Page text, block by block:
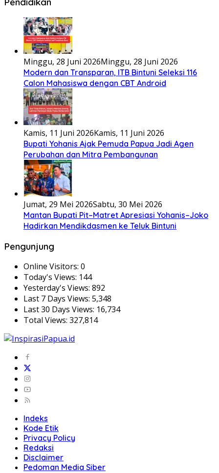
Minggu, 28 Juni 2026Minggu, 28 Juni 2026
Modern dan Transparan, ITB Bintuni Seleksi 116
Calon Mahasiswa dengan CBT Android
Kamis, 11 Juni 2026Kamis, 11 Juni 2026
Bupati Yohanis Ajak Pemuda Papua Jadi Agen
Perubahan dan Mitra Pembangunan
Jumat, 29 Mei 2026Sabtu, 30 Mei 2026
Mantan Bupati Pit–Matret Apresiasi Yohanis–Joko
Hadirkan Mendikdasmen ke Teluk Bintuni
Pengunjung
Online Visitors: 0
Today's Views: 144
Yesterday's Views: 892
Last 7 Days Views: 5,348
Last 30 Days Views: 16,734
Total Views: 327,814
Indeks
Kode Etik
Privacy Policy
Redaksi
Disclaimer
Pedoman Media Siber